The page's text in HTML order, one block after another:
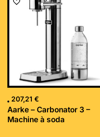
207,21 €
Aarke – Carbonator 3 –
Machine à soda